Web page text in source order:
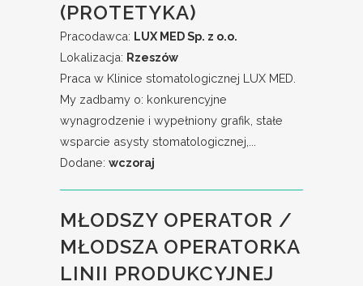
(PROTETYKA)
Pracodawca: LUX MED Sp. z o.o.
Lokalizacja: Rzeszów
Praca w Klinice stomatologicznej LUX MED.
My zadbamy o: konkurencyjne
wynagrodzenie i wypełniony grafik, stałe
wsparcie asysty stomatologicznej,...
Dodane: wczoraj
MŁODSZY OPERATOR /
MŁODSZA OPERATORKA
LINII PRODUKCYJNEJ